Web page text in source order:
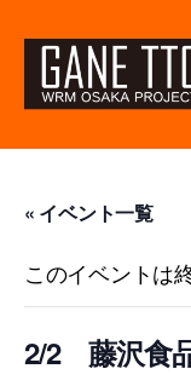
« イベント一覧
このイベントは
2/2 藤沢食